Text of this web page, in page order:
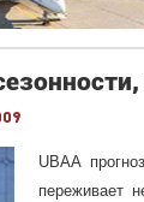
UBAA
переживает